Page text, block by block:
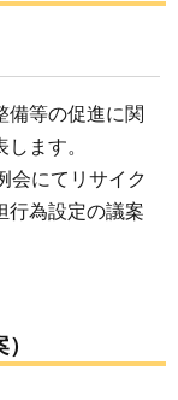
備等の促進に関
ます。
会にてリサイク
行為設定の議案